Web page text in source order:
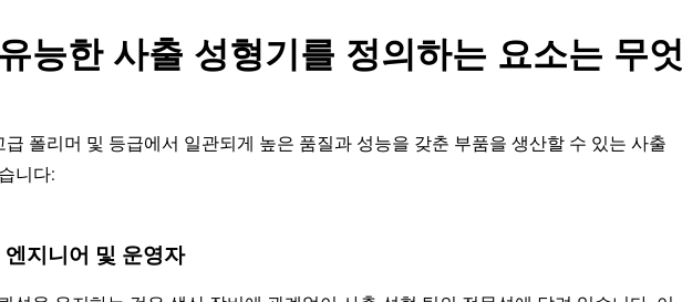
능한 사출 성형기를 정의하는 요소는 무엇
폴리머 및 등급에서 일관되게 높은 품질과 성능을 갖춘 부품을 생산할 수 있는 사출
니다:
지니어 및 운영자